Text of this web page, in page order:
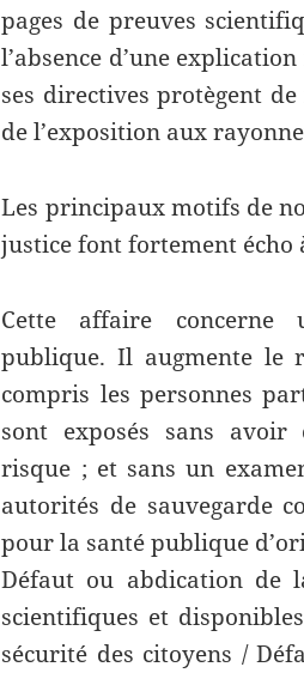
pages de preuves
l’absence d’une
ses directives protègent
de l’exposition aux
Les principaux motifs de
justice font fortement écho
Cette affaire concerne
publique. Il augmente le
compris les personnes
sont exposés sans avoir
risque ; et sans un
autorités de sauvegarde
pour la santé publique
Défaut ou abdication de
scientifiques et
sécurité des citoyens /